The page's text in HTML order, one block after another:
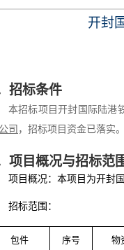
开封
招标条件
本招标项目开封国际陆港
司 ，招标项目资金已落实
项目概况与招标范
项目概况： 本项目为开封
招标范围：
包件 序号 物